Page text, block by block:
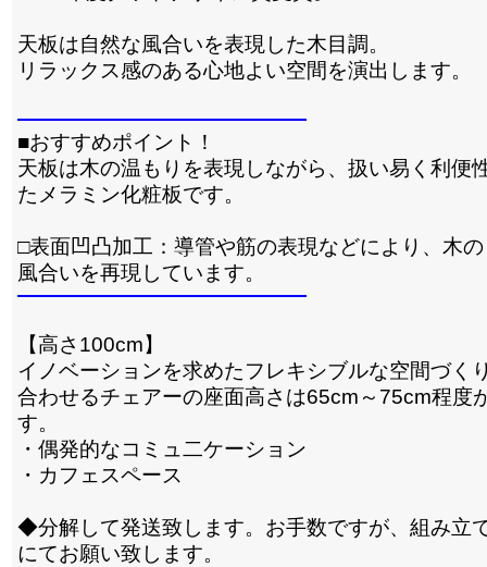
天板は自然な風合いを表現した木目調。
リラックス感のある心地よい空間を演出します。
■おすすめポイント！
天板は木の温もりを表現しながら、扱い易く利便
たメラミン化粧板です。
□表面凹凸加工：導管や筋の表現などにより、木
風合いを再現しています。
【高さ100cm】
イノベーションを求めたフレキシブルな空間づく
合わせるチェアーの座面高さは65cm～75cm程度
す。
・偶発的なコミュ二ケーション
・カフェスペース
◆分解して発送致します。お手数ですが、組み立
にてお願い致します。